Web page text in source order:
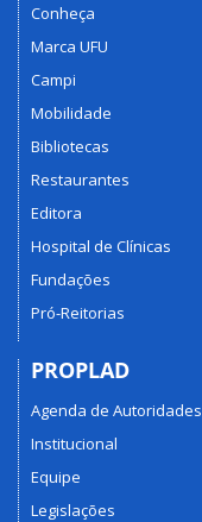
Conheça
Marca UFU
Campi
Mobilidade
Bibliotecas
Restaurantes
Editora
Hospital de Clínicas
Fundações
Pró-Reitorias
PROPLAD
Agenda de Autoridades
Institucional
Equipe
Legislações